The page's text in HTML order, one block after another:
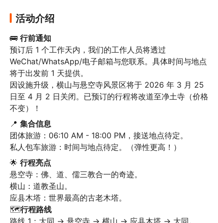
活动介绍
🚌 行前通知
预订后 1 个工作天内，我们的工作人员将透过
WeChat/WhatsApp/电子邮箱与您联系。具体时间与地点
将于出发前 1 天提供。
因设施升级，横山与悬空寺风景区将于 2026 年 3 月 25
日至 4 月 2 日关闭。已预订的行程将改道至净土寺（价格
不变）！
📍 集合信息
团体旅游：06:10 AM - 18:00 PM，接送地点待定。
私人包车旅游：时间与地点待定。（弹性更高！）
🌟 行程亮点
悬空寺：佛、道、儒三教合一的奇迹。
横山：道教圣山。
应县木塔：世界最高的古老木塔。
🗺️行程路线